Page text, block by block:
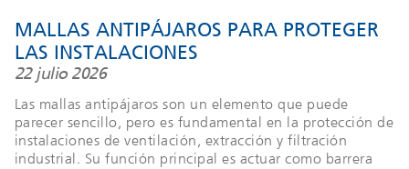
MALLAS ANTIPÁJAROS PARA PROTEGER
LAS INSTALACIONES
22 julio 2026
Las mallas antipájaros son un elemento que puede
parecer sencillo, pero es fundamental en la protección de
instalaciones de ventilación, extracción y filtración
industrial. Su función principal es actuar como barrera